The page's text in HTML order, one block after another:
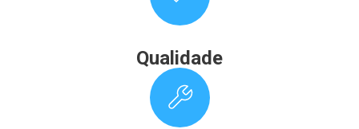
Qualidade